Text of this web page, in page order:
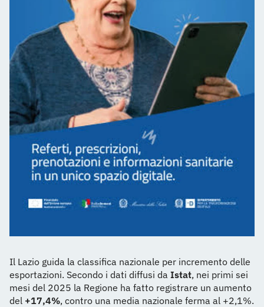
Il Lazio guida la classifica nazionale per incremento delle
esportazioni. Secondo i dati diffusi da Istat, nei primi sei
mesi del 2025 la Regione ha fatto registrare un aumento
del +17,4%, contro una media nazionale ferma al +2,1%.